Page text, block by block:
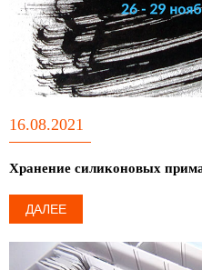
16.08.2021
Хранение силиконовых
ДАЛЕЕ